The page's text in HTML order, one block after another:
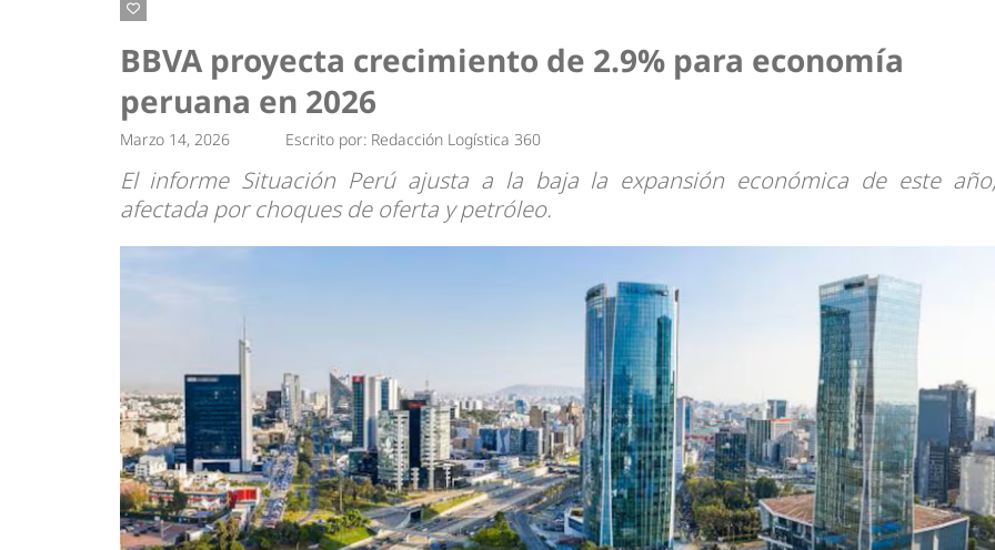
Tecnologías
Estrategias
Minería
BBVA proyecta crecimiento de 2.9% para economía
peruana en 2026
Marzo 14, 2026 Escrito por:Redacción Logística 360
El informe Situación Perú ajusta a la baja la expansión económica de este
afectada por choques de oferta y petróleo.